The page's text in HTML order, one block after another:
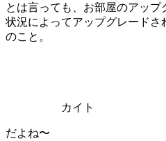
とは言っても、お部屋のアッ
状況によってアップグレードさ
のこと。
カイト
だよね〜